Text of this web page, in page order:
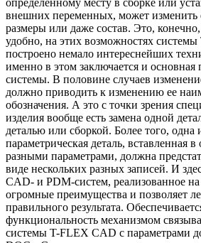
внешних переменных, может изменить
размеры или даже состав. Это,
удобно, на этих возможностях
построено немало интереснейших
именно в этом заключается и
системы. В половине случаев
должно приводить к изменению ее
обозначения. А это с точки зрения
изделия вообще есть замена одной
деталью или сборкой. Более того, одна
параметрическая деталь, вставленная
разными параметрами, должна
виде нескольких разных записей. И
CAD- и PDM-систем, реализованное
огромные преимущества и позволяет
правильного результата.
функциональность механизмом
системы T-FLEX CAD с параметрами